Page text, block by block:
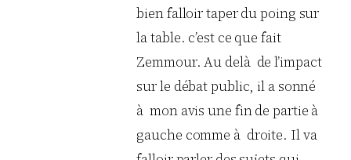
bien falloir taper du poing sur
la table. c’est ce que fait
Zemmour. Au delà de l’impact
sur le débat public, il a sonné
à mon avis une fin de partie à
gauche comme à droite. Il va